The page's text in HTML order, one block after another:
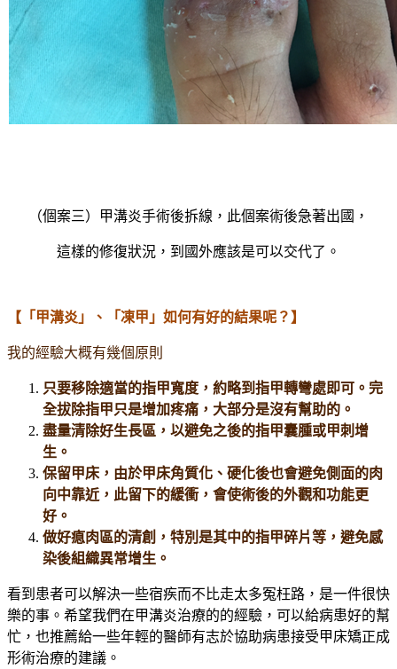
（個案三）甲溝炎手術後拆線，此個案術後急著出國，
這樣的修復狀況，到國外應該是可以交代了。
【 「 甲溝炎 」、「凍甲」 如何有好的結果呢？】
我的經驗大概有幾個原則
只要移除適當的指甲寬度，約略到指甲轉彎處即可。完
全拔除指甲只是增加疼痛，大部分是沒有幫助的。
盡量清除好生長區，以避免之後的指甲囊腫或甲刺增
生。
保留甲床，由於甲床角質化、硬化後也會避免側面的肉
向中靠近，此留下的緩衝，會使術後的外觀和功能更
好。
做好瘜肉區的清創，特別是其中的指甲碎片等，避免感
染後組織異常增生。
看到患者可以解決一些宿疾而不比走太多冤枉路，是一件很快
樂的事。希望我們在甲溝炎治療的的經驗，可以給病患好的幫
忙，也推薦給一些年輕的醫師有志於協助病患接受甲床矯正成
形術治療的建議。